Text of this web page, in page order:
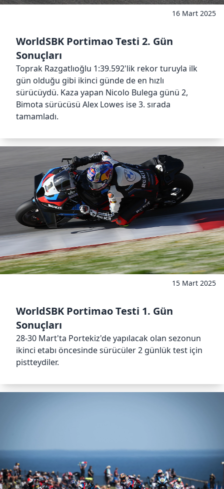
16 Mart 2025
WorldSBK Portimao Testi 2. Gün
Sonuçları
Toprak Razgatlıoğlu 1:39.592'lik rekor turuyla ilk
gün olduğu gibi ikinci günde de en hızlı
sürücüydü. Kaza yapan Nicolo Bulega günü 2,
Bimota sürücüsü Alex Lowes ise 3. sırada
tamamladı.
15 Mart 2025
WorldSBK Portimao Testi 1. Gün
Sonuçları
28-30 Mart'ta Portekiz'de yapılacak olan sezonun
ikinci etabı öncesinde sürücüler 2 günlük test için
pistteydiler.